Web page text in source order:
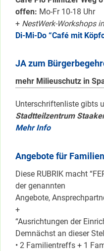
offen: Mo-Fr 10-18 Uhr
+ NestWerk-Workshops
Di-Mi-Do “Café mit
JA zum
mehr Milieuschutz in
Unterschriftenliste gibts
Stadtteilzentrum
Mehr Info
Angebote für
Diese RUBRIK macht
der genannten
Angebote,
+
“Ausrichtungen der
Demnächst an dieser
• 2 Familientreffs + 1